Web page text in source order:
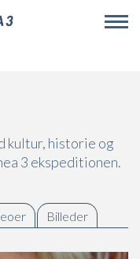
kultur, historie og
3 ekspeditionen.
tab) Billeder